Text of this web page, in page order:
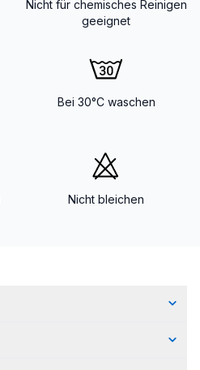
Nicht für chemisches Reinigen
geeignet
Bei 30°C waschen
Nicht bleichen